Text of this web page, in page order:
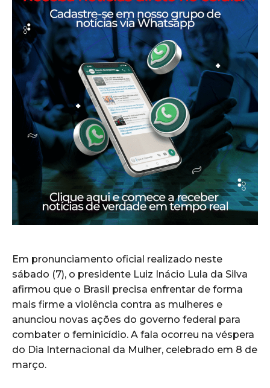
Em pronunciamento oficial realizado neste
sábado (7), o presidente Luiz Inácio Lula da Silva
afirmou que o Brasil precisa enfrentar de forma
mais firme a violência contra as mulheres e
anunciou novas ações do governo federal para
combater o feminicídio. A fala ocorreu na véspera
do Dia Internacional da Mulher, celebrado em 8 de
março.